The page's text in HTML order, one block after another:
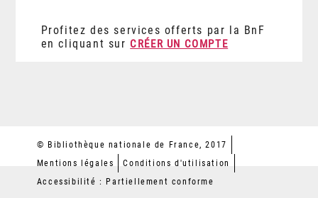
Profitez des services offerts par la BnF
en cliquant sur CRÉER UN COMPTE
© Bibliothèque nationale de France, 2017
Mentions légales
Conditions d'utilisation
Accessibilité : Partiellement conforme